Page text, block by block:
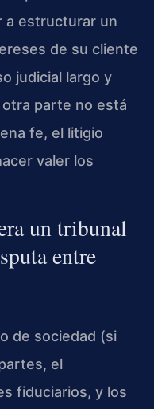
a estructurar un
de su cliente
judicial largo y
parte no está
fe, el litigio
valer los
un tribunal
entre
de sociedad (si
el
fiduciarios, y los